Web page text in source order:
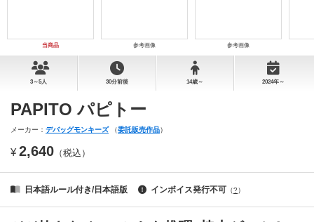
当商品 参考画像 参考画像
3～5人 30分前後 14歳～ 2024年～
PAPITO パピトー
メーカー： デバッグモンキーズ（委託販売作品）
¥ 2,640 （税込）
日本語ルール付き/日本語版 インボイス発行不可 （?）